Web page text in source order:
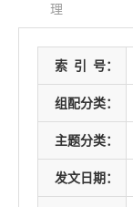
理
索 引 号：
组配分类：
主题分类：
发文日期：